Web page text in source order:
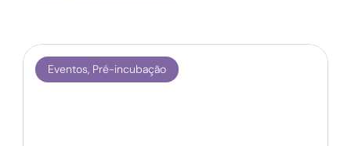
Eventos, Pré-incubação